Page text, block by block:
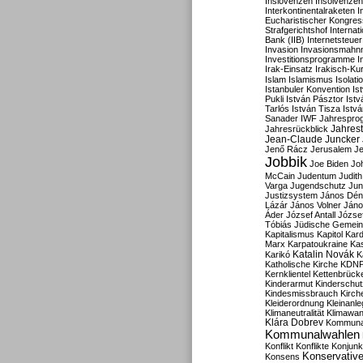
Interkontinentalraketen
Eucharistischer
Strafgerichtshof
Bank (IIB) Internetsteuer
Invasion
Investitionsprogramme
Irak-Einsatz Irakisch-
Islam Islamismus
Istanbuler Konvention
Pukli István Pásztor
Tarlós István Tisza
Sanader IWF
Jahresrückblick
Jean-Claude Juncker
Jenő Rácz Jerusalem
Jobbik Joe Biden
McCain Judentum
Varga Jugendschutz
Justizsystem János
Lázár János Volner
Áder József Antall
Tóbiás Jüdische
Kapitalismus Kapitol
Marx Karpatoukraine
Karikó Katalin Novák
Katholische Kirche
Kernklientel
Kinderarmut
Kindesmissbrauch
Kleiderordnung
Klimaneutralität
Klára Dobrev
Kommunalwahlen
Konflikt Konflikte
Konsens Konservative